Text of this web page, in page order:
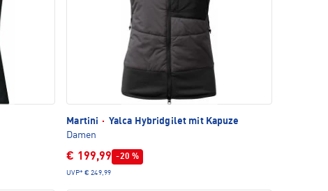
Martini · Yalca Hybridgilet mit Kapuze
Damen
€ 199,99 -20 %
UVP* € 249,99